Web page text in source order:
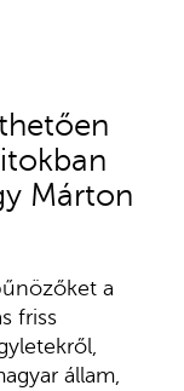
Márton
a
friss
állam,